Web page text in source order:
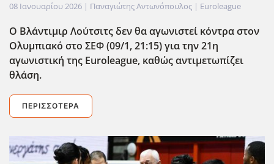
08 Ιανουαρίου 2026 | Παναγιώτης Αντωνόπουλος | Euroleague
Ο Βλάντιμιρ Λούτσιτς δεν θα αγωνιστεί κόντρα στον
Ολυμπιακό στο ΣΕΦ (09/1, 21:15) για την 21η
αγωνιστική της Euroleague, καθώς αντιμετωπίζει
θλάση.
ΠΕΡΙΣΣΌΤΕΡΑ